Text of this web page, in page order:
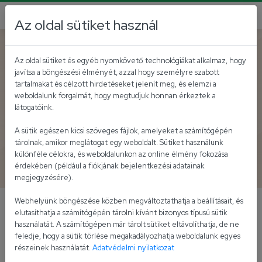
Vissza az akutálisokhoz
Felhívás duális jellegű
képzésre gazdálkodás –és
menedzsment és
mérnökinformatikus szakos
hallgatók számára
Felhívás duális jellegű képzésre gazdálkodás –
és menedzsment és mérnökinformatikus
szakos hallgatók számára
Az oldal sütiket használ
Az oldal sütiket és egyéb nyomkövető technológiákat alkalmaz, hogy
javítsa a böngészési élményét, azzal hogy személyre szabott
tartalmakat és célzott hirdetéseket jelenít meg, és elemzi a
weboldalunk forgalmát, hogy megtudjuk honnan érkeztek a
látogatóink.
A sütik egészen kicsi szöveges fájlok, amelyeket a számítógépén
tárolnak, amikor meglátogat egy weboldalt. Sütiket használunk
különféle célokra, és weboldalunkon az online élmény fokozása
érdekében (például a fiókjának bejelentkezési adatainak
megjegyzésére).
Webhelyünk böngészése közben megváltoztathatja a beállításait, és
elutasíthatja a számítógépén tárolni kívánt bizonyos típusú sütik
használatát. A számítógépen már tárolt sütiket eltávolíthatja, de ne
feledje, hogy a sütik törlése megakadályozhatja weboldalunk egyes
részeinek használatát. Adatvédelmi nyilatkozat